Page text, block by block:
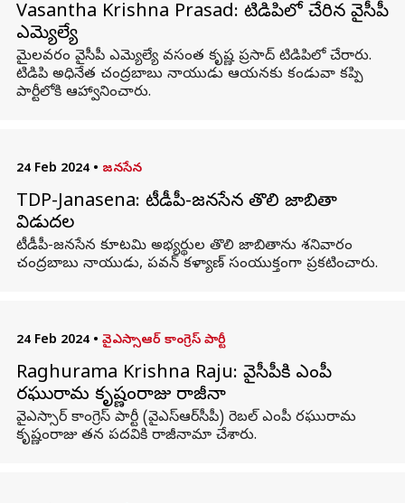
Vasantha Krishna Prasad: టిడిపిలో చేరిన వైసీపీ
ఎమ్యెల్యే
మైలవరం వైసీపీ ఎమ్యెల్యే వసంత కృష్ణ ప్రసాద్ టిడిపిలో చేరారు.
టిడిపి అధినేత చంద్రబాబు నాయుడు ఆయనకు కండువా కప్పి
పార్టీలోకి ఆహ్వానించారు.
24 Feb 2024 • జనసేన
TDP-Janasena: టీడీపీ-జనసేన తొలి జాబితా
విడుదల
టీడీపీ-జనసేన కూటమి అభ్యర్థుల తొలి జాబితాను శనివారం
చంద్రబాబు నాయుడు, పవన్ కళ్యాణ్ సంయుక్తంగా ప్రకటించారు.
24 Feb 2024 • వైఎస్సాఆర్ కాంగ్రెస్ పార్టీ
Raghurama Krishna Raju: వైసీపీకి ఎంపీ
రఘురామ కృష్ణంరాజు రాజీనామా
వైఎస్సార్‌ కాంగ్రెస్‌ పార్టీ (వైఎస్‌ఆర్‌సీపీ) రెబల్‌ ఎంపీ రఘురామ
కృష్ణంరాజు తన పదవికి రాజీనామా చేశారు.